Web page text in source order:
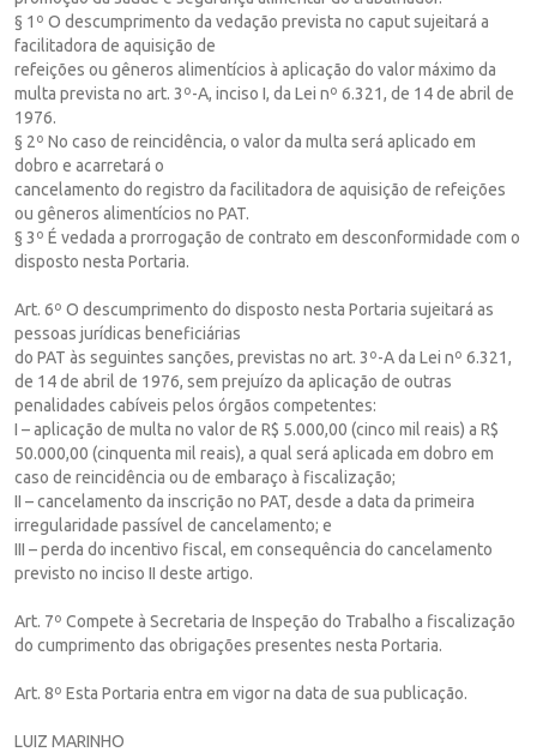
§ 1º O descumprimento da vedação prevista no caput sujeitará a
facilitadora de aquisição de
refeições ou gêneros alimentícios à aplicação do valor máximo da
multa prevista no art. 3º-A, inciso I, da Lei nº 6.321, de 14 de abril de
1976.
§ 2º No caso de reincidência, o valor da multa será aplicado em
dobro e acarretará o
cancelamento do registro da facilitadora de aquisição de refeições
ou gêneros alimentícios no PAT.
§ 3º É vedada a prorrogação de contrato em desconformidade com o
disposto nesta Portaria.
Art. 6º O descumprimento do disposto nesta Portaria sujeitará as
pessoas jurídicas beneficiárias
do PAT às seguintes sanções, previstas no art. 3º-A da Lei nº 6.321,
de 14 de abril de 1976, sem prejuízo da aplicação de outras
penalidades cabíveis pelos órgãos competentes:
I – aplicação de multa no valor de R$ 5.000,00 (cinco mil reais) a R$
50.000,00 (cinquenta mil reais), a qual será aplicada em dobro em
caso de reincidência ou de embaraço à fiscalização;
II – cancelamento da inscrição no PAT, desde a data da primeira
irregularidade passível de cancelamento; e
III – perda do incentivo fiscal, em consequência do cancelamento
previsto no inciso II deste artigo.
Art. 7º Compete à Secretaria de Inspeção do Trabalho a fiscalização
do cumprimento das obrigações presentes nesta Portaria.
Art. 8º Esta Portaria entra em vigor na data de sua publicação.
LUIZ MARINHO